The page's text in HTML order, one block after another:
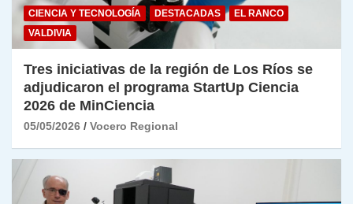
CIENCIA Y TECNOLOGÍA DESTACADAS
EL RANCO
VALDIVIA
Tres iniciativas de la región de Los Ríos se
adjudicaron el programa StartUp Ciencia
2026 de MinCiencia
05/05/2026 Vocero Regional